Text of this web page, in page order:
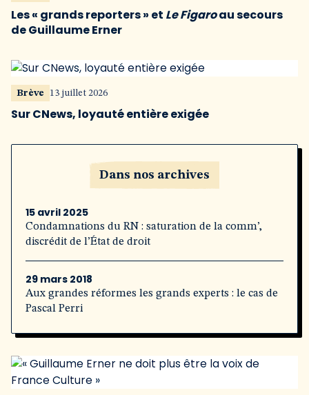
Les « grands reporters » et Le Figaroau secours
de Guillaume Erner
Brève 13 juillet 2026
Sur CNews, loyauté entière exigée
Dans nos archives
15 avril 2025
Condamnations du RN : saturation de la comm’,
discrédit de l’État de droit
29 mars 2018
Aux grandes réformes les grands experts : le cas de
Pascal Perri